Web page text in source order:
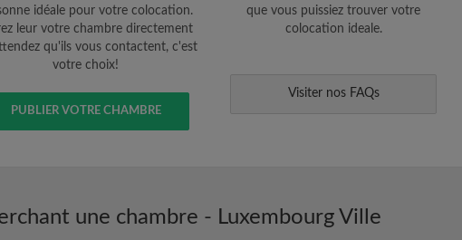
idéale pour votre colocation.
leur votre chambre directement
qu'ils vous contactent, c'est
votre choix!
PUBLIER VOTRE CHAMBRE
que vous puissiez trouver votre
colocation ideale.
Visiter nos FAQs
une chambre - Luxembourg Ville